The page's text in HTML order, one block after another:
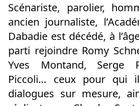
Scénariste, parolier,
ancien journaliste,
Dabadie est décédé, à
parti rejoindre Romy
Yves Montand, Serge
Piccoli… ceux pour qui
dialogues sur mesure,